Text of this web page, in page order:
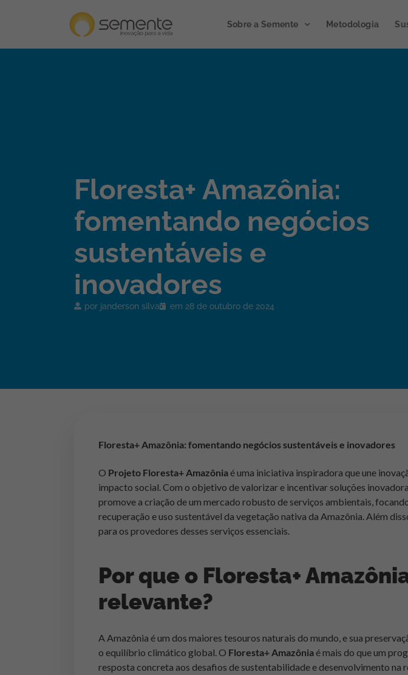
Sobre a Semente Metodologia
Floresta+ Amazônia:
fomentando negócios
sustentáveis e
inovadores
por janderson silva em 28 de outubro de 2024
Floresta+ Amazônia: fomentando negócios sustentáveis e inovadores
O Projeto Floresta+ Amazônia é uma iniciativa inspiradora que une
impacto social. Com o objetivo de valorizar e incentivar soluções
promove a criação de um mercado robusto de serviços ambientais,
recuperação e uso sustentável da vegetação nativa da Amazônia. Além
para os provedores desses serviços essenciais.
Por que o Floresta+
relevante?
A Amazônia é um dos maiores tesouros naturais do mundo, e sua
o equilíbrio climático global. O Floresta+ Amazônia é mais do que um
resposta concreta aos desafios de sustentabilidade e desenvolvimento na